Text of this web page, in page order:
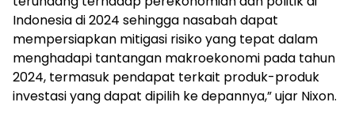
Indonesia di 2024 sehingga nasabah dapat
mempersiapkan mitigasi risiko yang tepat dalam
menghadapi tantangan makroekonomi pada tahun
2024, termasuk pendapat terkait produk-produk
investasi yang dapat dipilih ke depannya,” ujar Nixon.